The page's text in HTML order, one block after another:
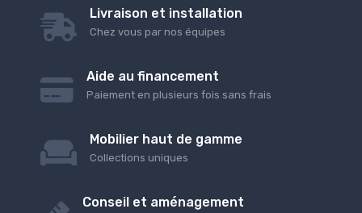
Livraison et installation
Chez vous par nos équipes
Aide au financement
Paiement en plusieurs fois sans frais
Mobilier haut de gamme
Collections uniques
Conseil et aménagement